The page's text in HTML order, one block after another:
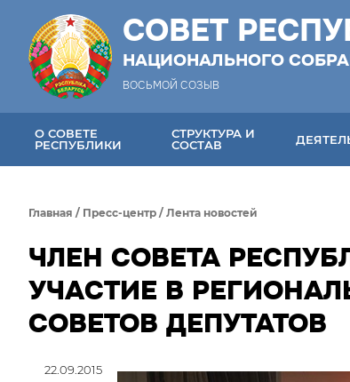
СОВЕТ
НАЦИОНАЛЬНОГО
ВОСЬМОЙ СОЗЫВ
О СОВЕТЕ
РЕСПУБЛИКИ
СТРУКТУРА И
СОСТАВ
Главная / Пресс-центр / Лента новостей
ЧЛЕН СОВЕТА
УЧАСТИЕ В
СОВЕТОВ ДЕПУТАТОВ
22.09.2015